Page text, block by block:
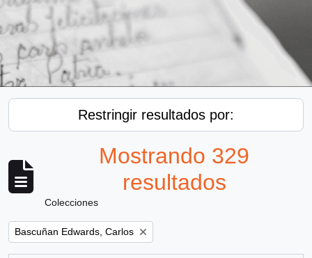
Restringir resultados por:
Mostrando 329
resultados
Colecciones
Remove filter:
Bascuñan Edwards, Carlos